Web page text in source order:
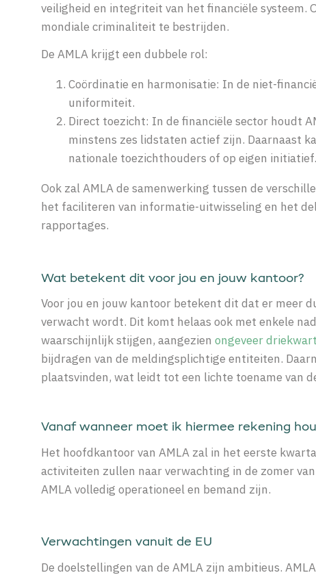
veiligheid en integriteit van het financiële systeem.
mondiale criminaliteit te bestrijden.
De AMLA krijgt een dubbele rol:
Coördinatie en harmonisatie: In de niet-
uniformiteit.
Direct toezicht: In de financiële sector houdt
minstens zes lidstaten actief zijn. Daarnaast
nationale toezichthouders of op eigen initiatief.
Ook zal AMLA de samenwerking tussen de
het faciliteren van informatie-uitwisseling en het
rapportages.
Wat betekent dit voor jou en jouw kantoor?
Voor jou en jouw kantoor betekent dit dat er meer
verwacht wordt. Dit komt helaas ook met enkele
waarschijnlijk stijgen, aangezien ongeveer driekwart
bijdragen van de meldingsplichtige entiteiten.
plaatsvinden, wat leidt tot een lichte toename van
Vanaf wanneer moet ik hiermee rekening
Het hoofdkantoor van AMLA zal in het eerste
activiteiten zullen naar verwachting in de zomer
AMLA volledig operationeel en bemand zijn.
Verwachtingen vanuit de EU
De doelstellingen van de AMLA zijn ambitieus.